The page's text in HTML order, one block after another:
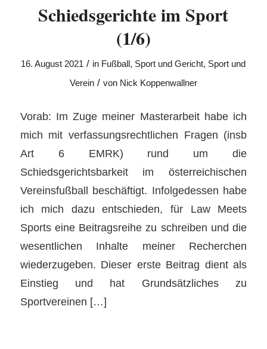
Schiedsgerichte im Sport
(1/6)
16. August 2021 / in Fußball , Sport und Gericht, Sport und
Verein / von Nick Koppenwallner
Vorab: Im Zuge meiner Masterarbeit habe ich
mich mit verfassungsrechtlichen Fragen (insb
Art 6 EMRK) rund um die
Schiedsgerichtsbarkeit im österreichischen
Vereinsfußball beschäftigt. Infolgedessen habe
ich mich dazu entschieden, für Law Meets
Sports eine Beitragsreihe zu schreiben und die
wesentlichen Inhalte meiner Recherchen
wiederzugeben. Dieser erste Beitrag dient als
Einstieg und hat Grundsätzliches zu
Sportvereinen […]